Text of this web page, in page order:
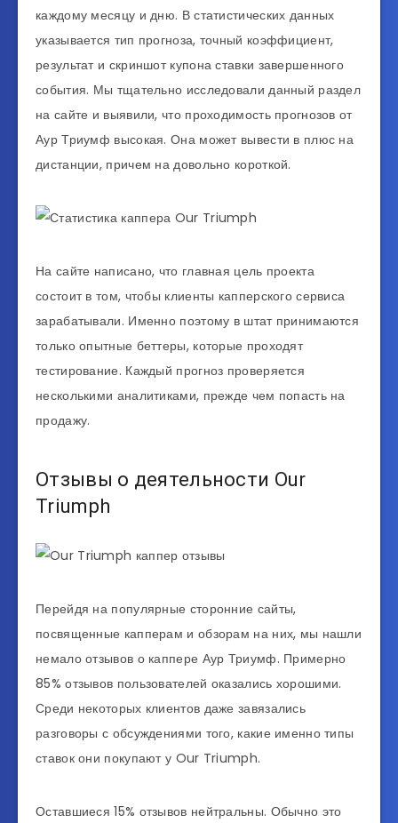
каждому месяцу и дню. В статистических данных
указывается тип прогноза, точный коэффициент,
результат и скриншот купона ставки завершенного
события. Мы тщательно исследовали данный раздел
на сайте и выявили, что проходимость прогнозов от
Аур Триумф высокая. Она может вывести в плюс на
дистанции, причем на довольно короткой.
На сайте написано, что главная цель проекта
состоит в том, чтобы клиенты капперского сервиса
зарабатывали. Именно поэтому в штат принимаются
только опытные беттеры, которые проходят
тестирование. Каждый прогноз проверяется
несколькими аналитиками, прежде чем попасть на
продажу.
Отзывы о деятельности Our
Triumph
Перейдя на популярные сторонние сайты,
посвященные капперам и обзорам на них, мы нашли
немало отзывов о каппере Аур Триумф. Примерно
85% отзывов пользователей оказались хорошими.
Среди некоторых клиентов даже завязались
разговоры с обсуждениями того, какие именно типы
ставок они покупают у Our Triumph.
Оставшиеся 15% отзывов нейтральны. Обычно это